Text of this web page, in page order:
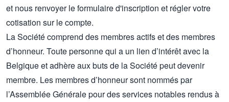
et nous renvoyer le formulaire d'inscription et régler votre
cotisation sur le compte.
La Société comprend des membres actifs et des membres
d’honneur. Toute personne qui a un lien d’intérêt avec la
Belgique et adhère aux buts de la Société peut devenir
membre. Les membres d’honneur sont nommés par
l’Assemblée Générale pour des services notables rendus à